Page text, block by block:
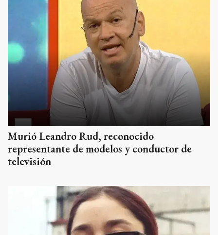
Murió Leandro Rud, reconocido
representante de modelos y conductor de
televisión